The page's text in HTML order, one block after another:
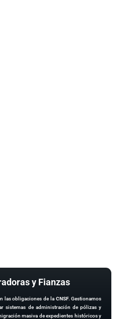
y Fianzas
las obligaciones de la CNSF. Gestionamos
sistemas de administración de pólizas y
masiva de expedientes históricos y